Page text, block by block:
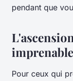
pendant que
Pour ceux qui